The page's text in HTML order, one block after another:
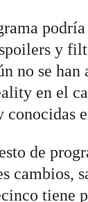
y
no se han
en el
de
cambios,
tiene